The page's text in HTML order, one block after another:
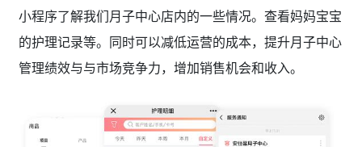
小程序了解我们月子中心店内的一些情况。查看妈妈宝宝
的护理记录等。同时可以减低运营的成本，提升月子中心
管理绩效与与市场竞争力，增加销售机会和收入。